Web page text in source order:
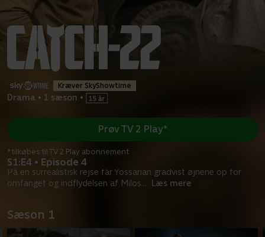
Kræver SkyShowtime
Drama • 1 sæson •
S1:E4 • Episode 4
På en surrealistisk rejse får Yossarian gradvist øjnene op for
omfanget og indflydelsen af Milos... Læs mere
Prøv TV 2 Play*
*tilkøbes til TV 2 Play abonnement
Sæson 1